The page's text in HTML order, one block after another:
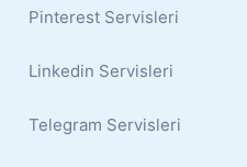
Pinterest Servisleri
Linkedin Servisleri
Telegram Servisleri